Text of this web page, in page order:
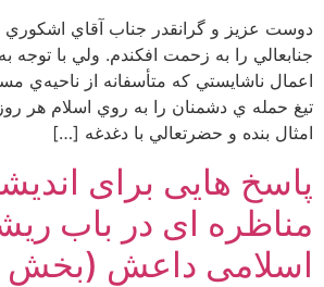
دوست عزيز و گرانقدر جناب آقاي
جنابعالي را به زحمت افكندم. ولي با توجه
اعمال ناشايستي كه متأسفانه از ناحيه‌ي
تيغ حمله ي دشمنان را به روي اسلام هر
امثال بنده و حضرتعالي با دغدغه […]
مناظره ای در باب
اسلامی داعش (بخش